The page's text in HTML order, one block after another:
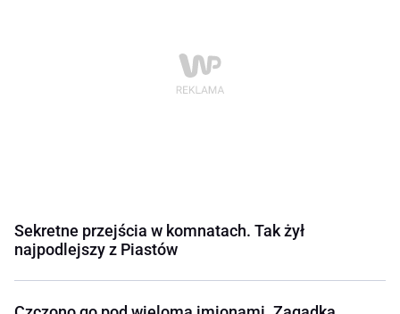
Sekretne przejścia w komnatach. Tak żył
najpodlejszy z Piastów